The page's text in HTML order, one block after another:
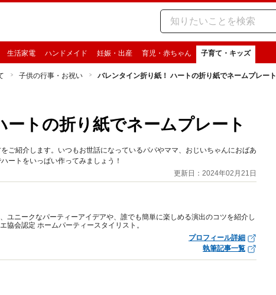
生活家電 ハンドメイド 妊娠・出産 育児・赤ちゃん 子育て・キッズ
子供の行事・お祝い バレンタイン折り紙！ ハートの折り紙でネームプレート
トの折り紙でネームプレート
ご紹介します。いつもお世話になっているパパやママ、おじいちゃんにおばあ
ートをいっぱい作ってみましょう！
更新日：2024年02月21日
ユニークなパーティーアイデアや、誰でも簡単に楽しめる演出のコツを紹介し
協会認定 ホームパーティースタイリスト。
プロフィール詳細
執筆記事一覧